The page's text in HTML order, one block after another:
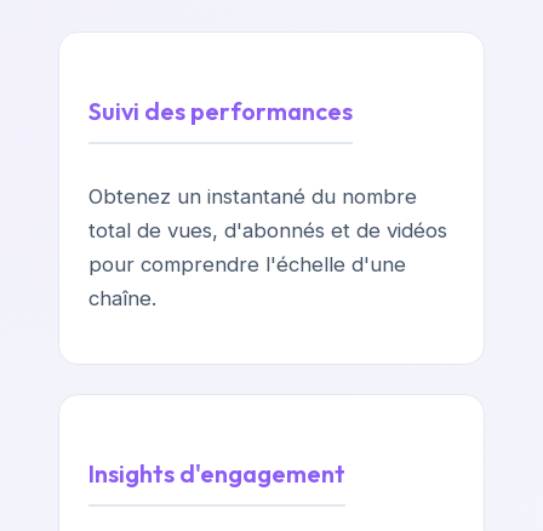
Suivi des performances
Obtenez un instantané du nombre
total de vues, d'abonnés et de vidéos
pour comprendre l'échelle d'une
chaîne.
Insights d'engagement